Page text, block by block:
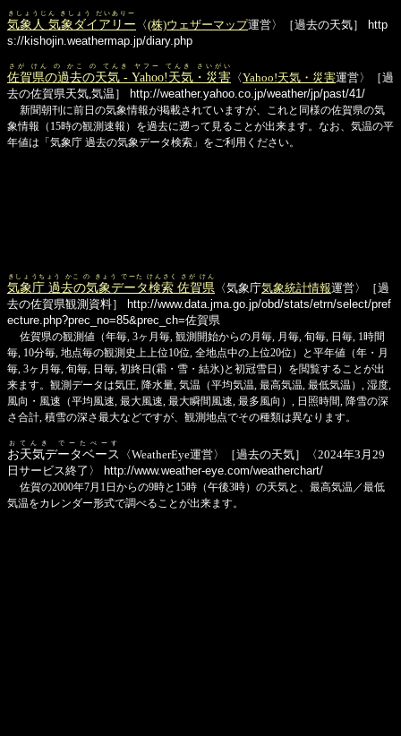
気象人 気象ダイアリー
きしょうじん きしょう だいありー
〈(株)ウェザーマップ運営〉［過去の天気］
http
s://kishojin.weathermap.jp/diary.php
佐賀県の過去の天気 - Yahoo!天気・災害
さが けん の かこ の てんき ヤフー てんき さいがい
〈Yahoo!天気・災害運営〉［過
去の佐賀県天気,気温］
http://weather.yahoo.co.jp/weather/jp/past/41/
新聞朝刊に前日の気象情報が掲載されていますが、これと同様の佐賀県の気
象情報（15時の観測速報）を過去に遡って見ることが出来ます。なお、気温の平
年値は「気象庁 過去の気象データ検索」をご利用ください。
気象庁 過去の気象データ検索 佐賀県
きしょうちょう かこ の きょう でーた けんさく さが けん
〈気象庁気象統計情報運営〉［過
去の佐賀県観測資料］
http://www.data.jma.go.jp/obd/stats/etrn/select/pref
ecture.php?prec_no=85&prec_ch=佐賀県
佐賀県の観測値（年毎, 3ヶ月毎, 観測開始からの月毎, 月毎, 旬毎, 日毎, 1時間
毎, 10分毎, 地点毎の観測史上上位10位, 全地点中の上位20位）と平年値（年・月
毎, 3ヶ月毎, 旬毎, 日毎, 初終日(霜・雪・結氷)と初冠雪日）を閲覧することが出
来ます。観測データは気圧, 降水量, 気温（平均気温, 最高気温, 最低気温）, 湿度,
風向・風速（平均風速, 最大風速, 最大瞬間風速, 最多風向）, 日照時間, 降雪の深
さ合計, 積雪の深さ最大などですが、観測地点でその種類は異なります。
お天気データベース
おてんき でーたべーす
〈WeatherEye運営〉［過去の天気］〈2024年3月29
日サービス終了〉
http://www.weather-eye.com/weatherchart/
佐賀の2000年7月1日からの9時と15時（午後3時）の天気と、最高気温／最低
気温をカレンダー形式で調べることが出来ます。